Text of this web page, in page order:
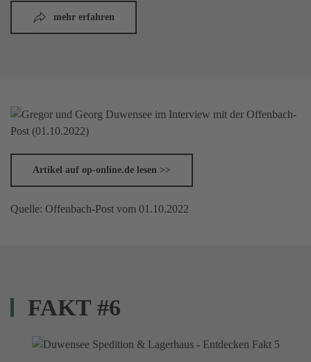
mehr erfahren
Artikel auf op-online.de lesen >>
Quelle: Offenbach-Post vom 01.10.2022
FAKT #6